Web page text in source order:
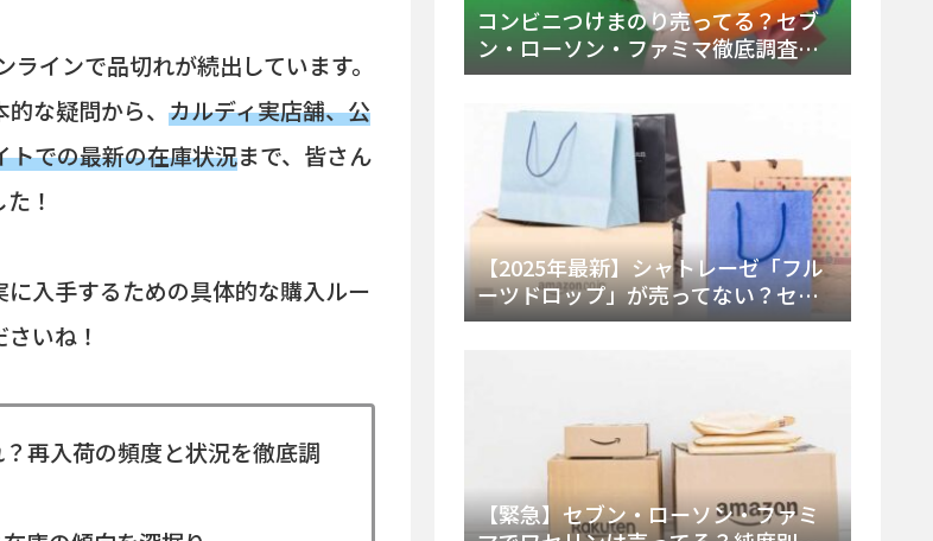
インで品切れが続出しています。
な疑問から、 カルディ実店舗、公
での最新の在庫状況まで、皆さん
！
入手するための具体的な購入ルー
いね！
再入荷の頻度と状況を徹底調
コンビニつけまのり売ってる？セブ
ン・ローソン・ファミマ徹底調査！
ドンキや薬局、Amazon楽天で買う方
法まとめ
【2025年最新】シャトレーゼ「フル
ーツドロップ」が売ってない？セブ
ンでの販売終了理由と代替アイスを
【緊急】セブン・ローソン・ファミ